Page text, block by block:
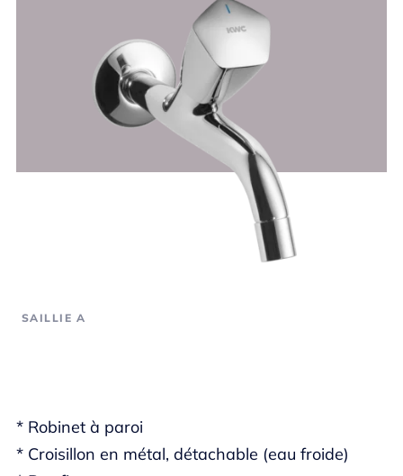
* Robinet à paroi
* Croisillon en métal, détachable (eau froide)
SAILLIE A